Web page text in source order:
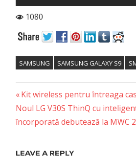
1080
SAMSUNG SAMSUNG GALAXY S9
Post
navigation
Previous
Post:
Kit wireless pentru întreaga
Next
Post:
Noul LG V30S ThinQ cu
încorporată debutează la MWC
LEAVE A REPLY